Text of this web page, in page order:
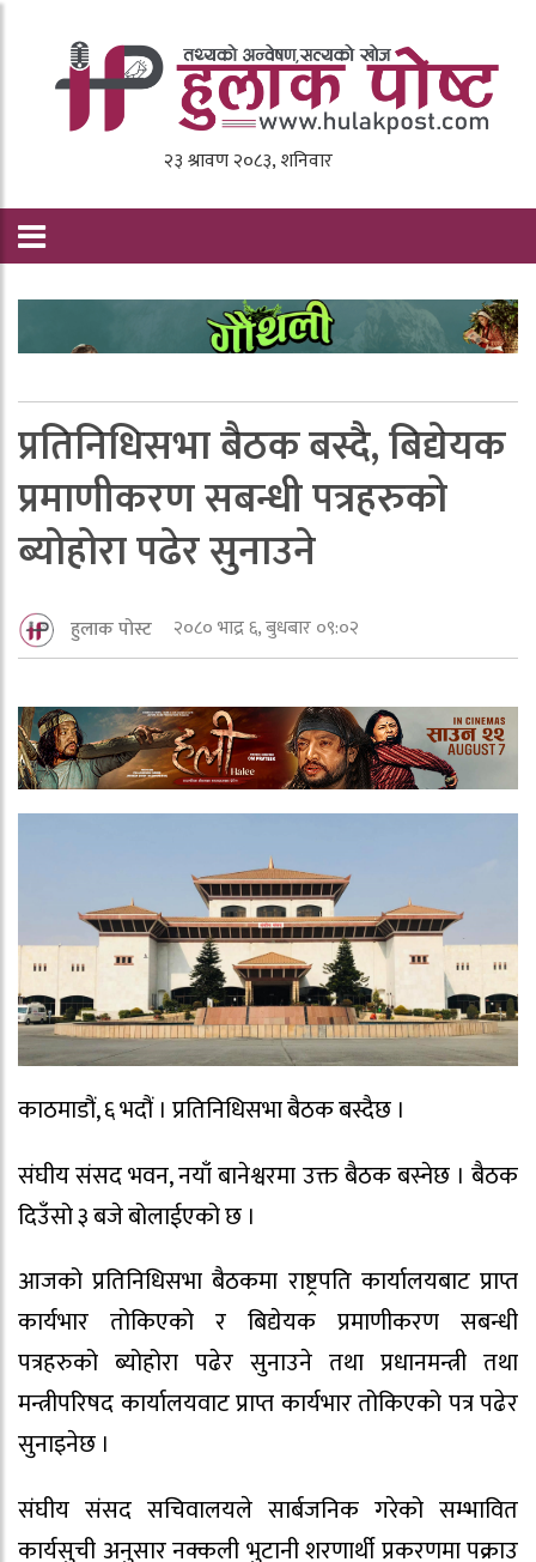
प्रतिनिधिसभा बैठक बस्दै, बिद्येयक
प्रमाणीकरण सबन्धी पत्रहरुको
ब्योहोरा पढेर सुनाउने
हुलाक पोस्ट २०८० भाद्र ६, बुधबार ०९:०२
काठमाडौं, ६ भदौं । प्रतिनिधिसभा बैठक बस्दैछ ।
संघीय संसद भवन, नयाँ बानेश्वरमा उक्त बैठक बस्नेछ । बैठक
दिउँसो ३ बजे बोलाईएको छ ।
आजको प्रतिनिधिसभा बैठकमा राष्ट्रपति कार्यालयबाट प्राप्त
कार्यभार तोकिएको र बिद्येयक प्रमाणीकरण सबन्धी
पत्रहरुको ब्योहोरा पढेर सुनाउने तथा प्रधानमन्त्री तथा
मन्त्रीपरिषद कार्यालयवाट प्राप्त कार्यभार तोकिएको पत्र पढेर
सुनाइनेछ ।
संघीय संसद सचिवालयले सार्बजनिक गरेको सम्भावित
कार्यसुची अनुसार नक्कली भुटानी शरणार्थी प्रकरणमा पक्राउ